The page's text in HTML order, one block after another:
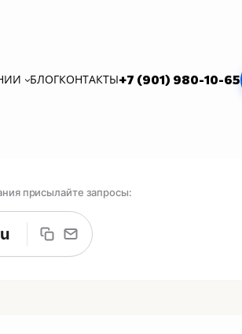
БЛОГКОНТАКТЫ+7 (901) 980-10-65
присылайте запросы: